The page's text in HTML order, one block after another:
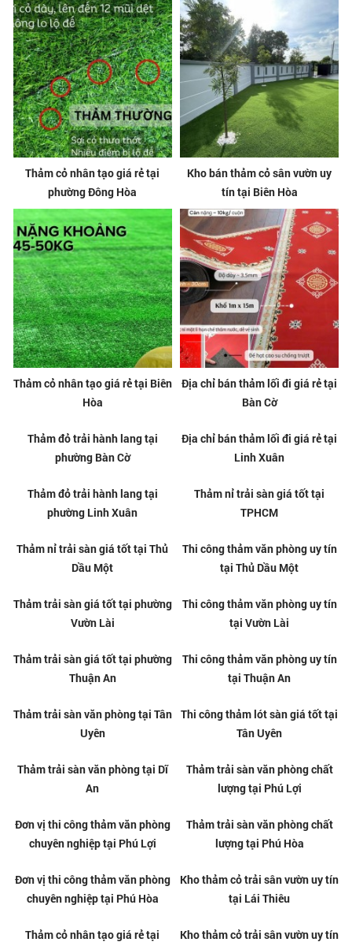
Thảm cỏ nhân tạo giá rẻ tại
phường Đông Hòa
Kho bán thảm cỏ sân vườn uy
tín tại Biên Hòa
Thảm cỏ nhân tạo giá rẻ tại Biên
Hòa
Địa chỉ bán thảm lối đi giá rẻ tại
Bàn Cờ
phường Bàn Cờ
Linh Xuân
phường Linh Xuân
TPHCM